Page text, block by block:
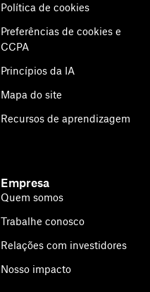
Política de cookies
Preferências de cookies e
CCPA
Princípios da IA
Mapa do site
Recursos de aprendizagem
Empresa
Quem somos
Trabalhe conosco
Relações com investidores
Nosso impacto